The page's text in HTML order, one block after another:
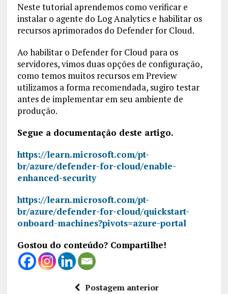
Neste tutorial aprendemos como verificar e
instalar o agente do Log Analytics e habilitar os
recursos aprimorados do Defender for Cloud.
Ao habilitar o Defender for Cloud para os
servidores, vimos duas opções de configuração,
como temos muitos recursos em Preview
utilizamos a forma recomendada, sugiro testar
antes de implementar em seu ambiente de
produção.
Segue a documentação deste artigo.
https://learn.microsoft.com/pt-
br/azure/defender-for-cloud/enable-
enhanced-security
https://learn.microsoft.com/pt-
br/azure/defender-for-cloud/quickstart-
onboard-machines?pivots=azure-portal
Gostou do conteúdo? Compartilhe!
Postagem anterior